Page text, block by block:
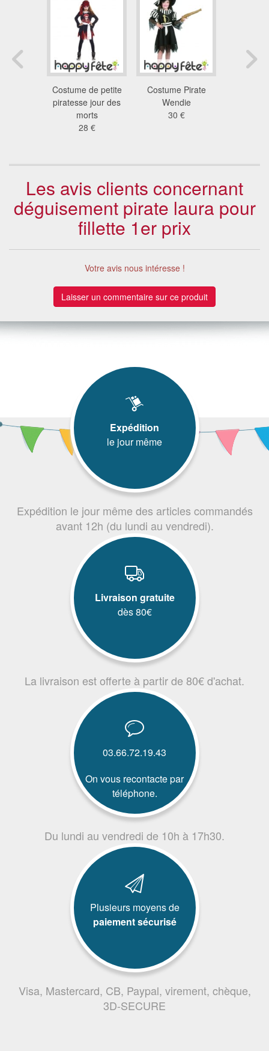
Costume de petite
piratesse jour des
morts
28 €
Costume Pirate
Wendie
30 €
Les avis clients concernant
déguisement pirate laura pour
fillette 1er prix
Votre avis nous intéresse !
Laisser un commentaire sur ce produit
Expédition
le jour même
Expédition le jour même des articles commandés
avant 12h (du lundi au vendredi).
Livraison gratuite
dès 80€
La livraison est offerte à partir de 80€ d'achat.
03.66.72.19.43
On vous recontacte par
téléphone.
Du lundi au vendredi de 10h à 17h30.
Plusieurs moyens de
paiement sécurisé
Visa, Mastercard, CB, Paypal, virement, chèque,
3D-SECURE